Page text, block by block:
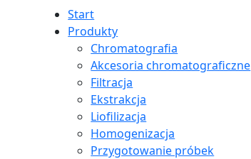
Start
Produkty
Chromatografia
Akcesoria chromatograficzne
Filtracja
Ekstrakcja
Liofilizacja
Homogenizacja
Przygotowanie próbek